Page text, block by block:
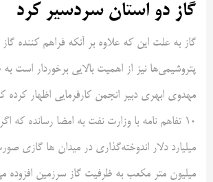
گاز دو استان سردسیر کرد
گاز به علت این که علاوه بر آنکه فراهم کننده
پتروشیمی‌ها نیز از اهمیت بالایی برخوردار است
مهدوی ابهری دبیر انجمن کارفرمایی اظهار
میلیون متر مکعب به ظرفیت گاز سرزمین افزوده